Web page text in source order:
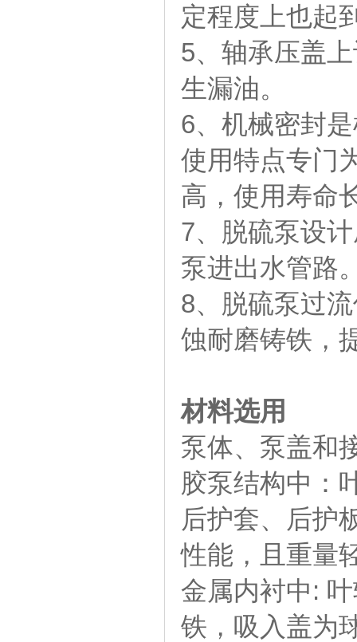
定程度上也起
5、轴承压盖
生漏油。
6、机械密封
使用特点专门
高，使用寿命
7、脱硫泵设
泵进出水管路
8、脱硫泵过
蚀耐磨铸铁，
材料选用
泵体、泵盖和
胶泵结构中：
后护套、后护
性能，且重量
金属内衬中:
铁，吸入盖为